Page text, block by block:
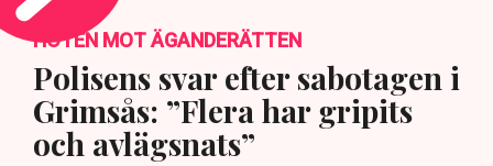
HOTEN MOT ÄGANDERÄTTEN
Polisens svar efter sabotagen i
Grimsås: ”Flera har gripits
och avlägsnats”